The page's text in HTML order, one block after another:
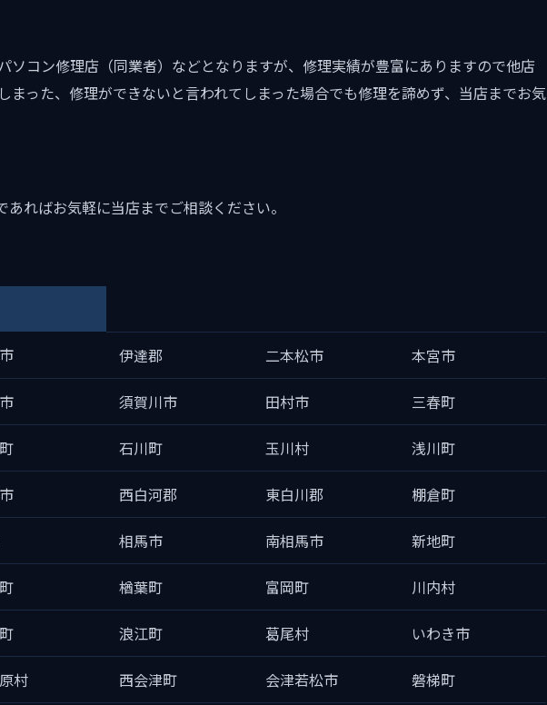
ソコン修理店（同業者）などとなりますが、修理実績が豊富にありますので他店
まった、修理ができないと言われてしまった場合でも修理を諦めず、当店までお気
ればお気軽に当店までご相談ください。
伊達郡 二本松市 本宮市
須賀川市 田村市 三春町
石川町 玉川村 浅川町
西白河郡 東白川郡 棚倉町
相馬市 南相馬市 新地町
楢葉町 富岡町 川内村
浪江町 葛尾村 いわき市
村 西会津町 会津若松市 磐梯町